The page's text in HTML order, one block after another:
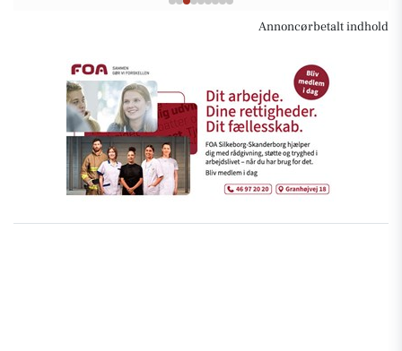
Annoncørbetalt indhold